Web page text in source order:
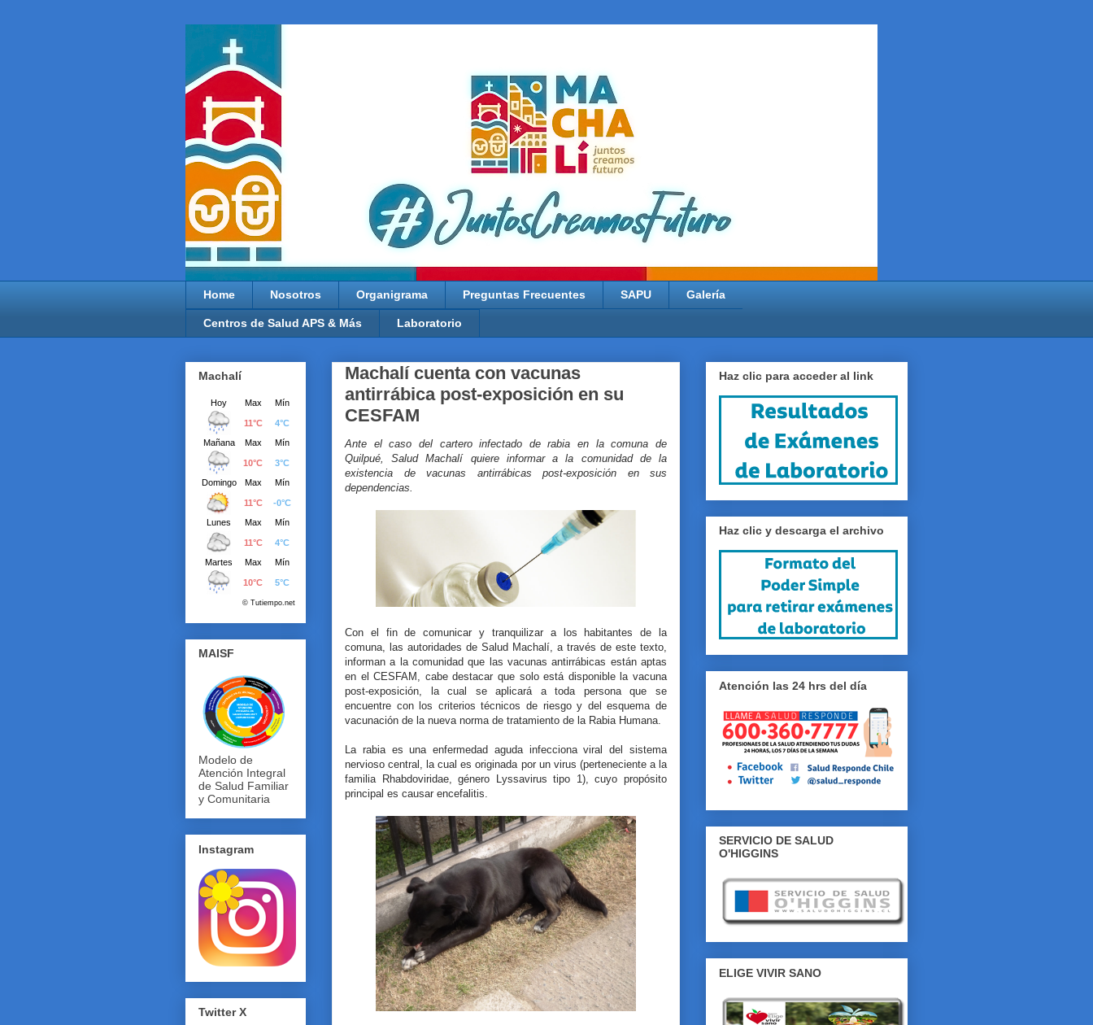
Home Nosotros Organigrama Preguntas Frecuentes SAPU Galería
Centros de Salud APS & Más Laboratorio
Machalí cuenta con vacunas
antirrábica post-exposición en su
CESFAM
Ante el caso del cartero infectado de rabia en la comuna de
Quilpué, Salud Machalí quiere informar a la comunidad de la
existencia de vacunas antirrábicas post-exposición en sus
dependencias.
Con el fin de comunicar y tranquilizar a los habitantes de la
comuna, las autoridades de Salud Machalí, a través de este texto,
informan a la comunidad que las vacunas antirrábicas están aptas
en el CESFAM, cabe destacar que solo está disponible la vacuna
post-exposición, la cual se aplicará a toda persona que se
encuentre con los criterios técnicos de riesgo y del esquema de
vacunación de la nueva norma de tratamiento de la Rabia Humana.
La rabia es una enfermedad aguda infecciona viral del sistema
nervioso central, la cual es originada por un virus (perteneciente a la
familia Rhabdoviridae, género Lyssavirus tipo 1), cuyo propósito
principal es causar encefalitis.
Machalí
MAISF
Modelo de
Atención Integral
de Salud Familiar
y Comunitaria
Instagram
Twitter X
Haz clic para acceder al link
Haz clic y descarga el archivo
Atención las 24 hrs del día
SERVICIO DE SALUD
O'HIGGINS
ELIGE VIVIR SANO